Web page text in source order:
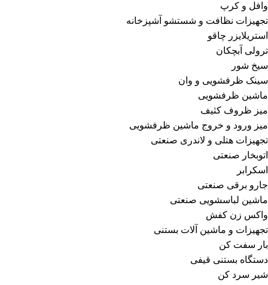
وافل و کرپ
تجهیزات نظافت و شستشو آشپزخانه
استریلایزر چاقو
ترولی آبچکان
سیخ شور
سینک ظرفشویی و وان
ماشین ظرفشویی
میز ظروف کثیف
میز ورود و خروج ماشین ظرفشویی
تجهیزات هتلی و لاندری صنعتی
اتوبخار صنعتی
اسکرابر
جارو برقی صنعتی
ماشین لباسشویی صنعتی
واکس زن کفش
تجهیزات و ماشین آلات بستنی
بار سفت کن
دستگاه بستنی قیفی
شیر سرد کن